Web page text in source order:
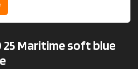
25 Maritime soft blue